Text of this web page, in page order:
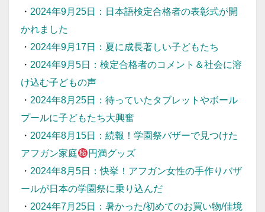
・ 2024年9月25日：日本語検定合格者の表彰式が開
かれました
・ 2024年9月17日：夏に成長著しい子どもたち
・ 2024年9月5日：検定合格者のコメント＆社会に溶
け込む子どもの声
・ 2024年8月25日：待っていたタブレットやボール
プールに子どもたち大興奮
・ 2024年8月15日：続報！学園祭バザーで見つけた
アフガン家庭
円満グッズ
・ 2024年8月5日：快挙！アフガン女性の手作りバザ
ールが日本の学園祭に乗り込んだ
・ 2024年7月25日：暑かった/初めてのお買い物/佳境